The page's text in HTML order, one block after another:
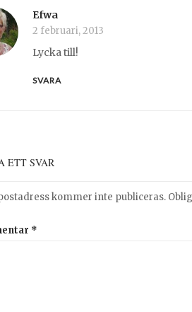
Efwa
2 februari, 2013
Lycka till!
SVARA
ETT SVAR
kommer inte publiceras.
*